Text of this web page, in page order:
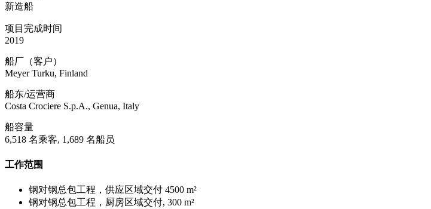
新造船
项目完成时间
2019
船厂（客户）
Meyer Turku, Finland
船东/运营商
Costa Crociere S.p.A., Genua, Italy
船容量
6,518 名乘客, 1,689 名船员
工作范围
钢对钢总包工程，供应区域交付 4500 m²
钢对钢总包工程，厨房区域交付, 300 m²